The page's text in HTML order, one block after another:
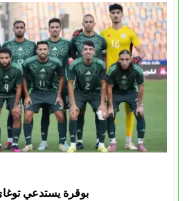
بوقرة يستدعي